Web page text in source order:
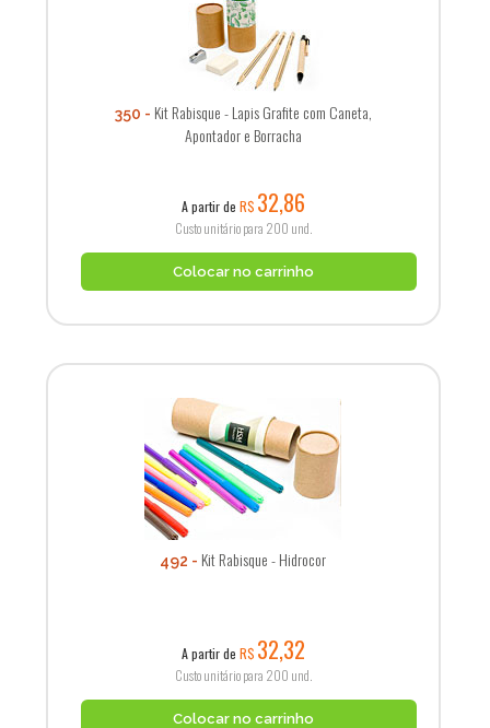
350
Kit Rabisque - Lapis Grafite com Caneta,
Apontador e Borracha
A partir de R$ 32,86
Custo unitário para 200 und.
Colocar no carrinho
492 Kit Rabisque - Hidrocor
A partir de R$ 32,32
Custo unitário para 200 und.
Colocar no carrinho